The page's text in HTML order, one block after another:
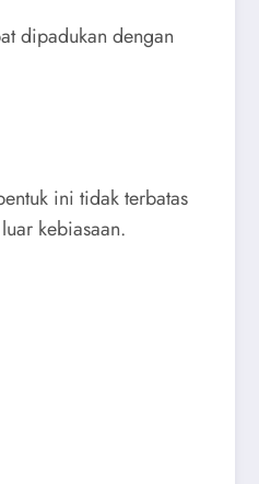
dipadukan dengan
ini tidak terbatas
kebiasaan.